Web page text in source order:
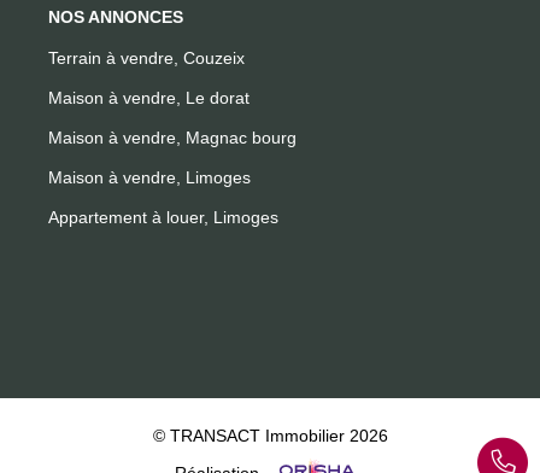
NOS ANNONCES
Terrain à vendre, Couzeix
Maison à vendre, Le dorat
Maison à vendre, Magnac bourg
Maison à vendre, Limoges
Appartement à louer, Limoges
© TRANSACT Immobilier 2026